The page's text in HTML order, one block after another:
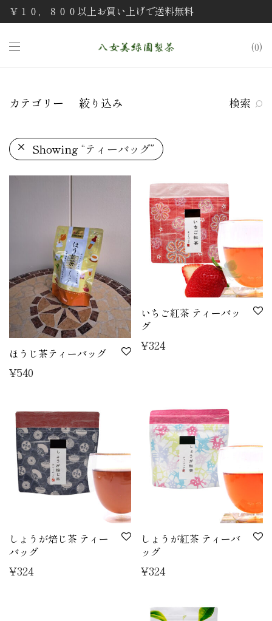
￥１０，８００以上お買い上げで送料無料
0
カテゴリー 絞り込み 検索
Showing “ティーバッグ”
ほうじ茶ティーバッグ
¥540
いちご紅茶 ティーバッ
グ
¥324
しょうが焙じ茶 ティー
バッグ
¥324
しょうが紅茶 ティーバ
ッグ
¥324